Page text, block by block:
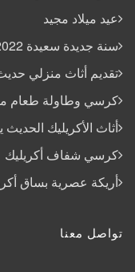
عيد ميلاد مجيد
سنة جديدة سعيدة 2022
تقديم أثاث منزلي
كرسي وطاولة طعام
أثاث الأكريليك الحديث
كرسي شفاف أكريليك
أريكة عصرية بساق
تواصل معنا